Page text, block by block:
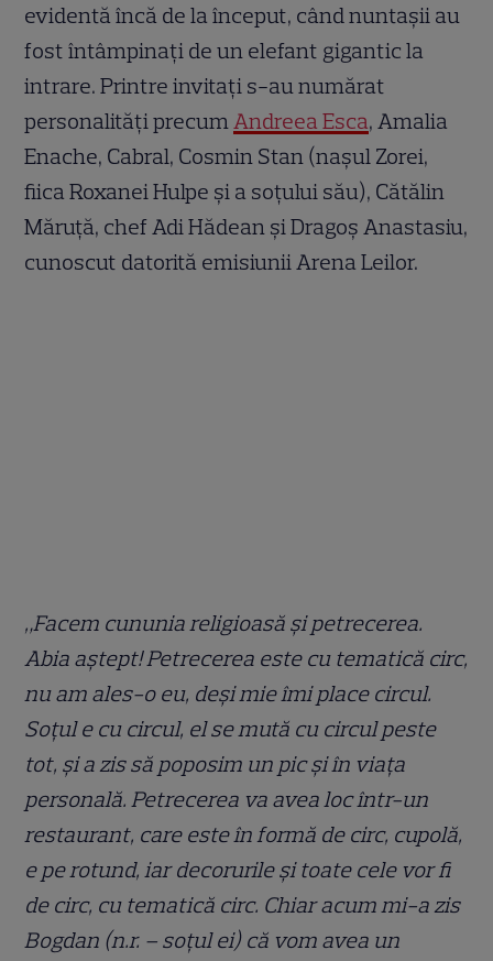
evidentă încă de la început, când nuntașii au
fost întâmpinați de un elefant gigantic la
intrare. Printre invitați s-au numărat
personalități precumAndreea Esca, Amalia
Enache, Cabral, Cosmin Stan (nașul Zorei,
fiica Roxanei Hulpe și a soțului său), Cătălin
Măruță, chef Adi Hădean și Dragoș Anastasiu,
cunoscut datorită emisiunii Arena Leilor.
„Facem cununia religioasă și petrecerea.
Abia aștept! Petrecerea este cu tematică circ,
nu am ales-o eu, deși mie îmi place circul.
Soțul e cu circul, el se mută cu circul peste
tot, și a zis să poposim un pic și în viața
personală. Petrecerea va avea loc într-un
restaurant, care este în formă de circ, cupolă,
e pe rotund, iar decorurile și toate cele vor fi
de circ, cu tematică circ. Chiar acum mi-a zis
Bogdan (n.r. – soțul ei) că vom avea un